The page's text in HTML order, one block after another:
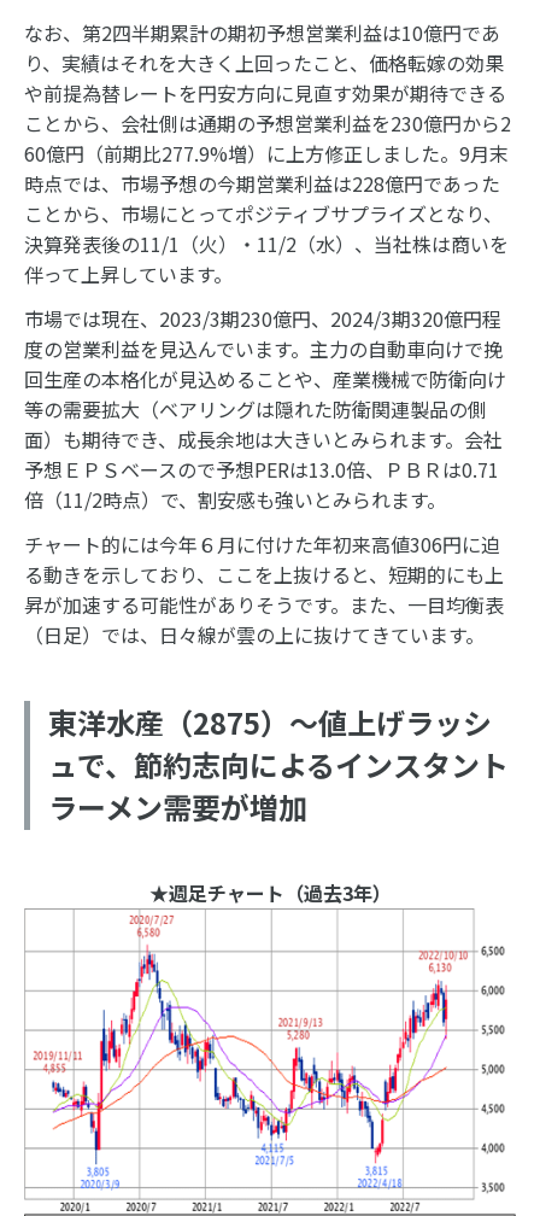
なお、第2四半期累計の期初予想営業利益は10億円であ
り、実績はそれを大きく上回ったこと、価格転嫁の効果
や前提為替レートを円安方向に見直す効果が期待できる
ことから、会社側は通期の予想営業利益を230億円から2
60億円（前期比277.9%増）に上方修正しました。9月末
時点では、市場予想の今期営業利益は228億円であった
ことから、市場にとってポジティブサプライズとなり、
決算発表後の11/1（火）・11/2（水）、当社株は商いを
伴って上昇しています。
市場では現在、2023/3期230億円、2024/3期320億円程
度の営業利益を見込んでいます。主力の自動車向けで挽
回生産の本格化が見込めることや、産業機械で防衛向け
等の需要拡大（ベアリングは隠れた防衛関連製品の側
面）も期待でき、成長余地は大きいとみられます。会社
予想ＥＰＳベースので予想PERは13.0倍、ＰＢＲは0.71
倍（11/2時点）で、割安感も強いとみられます。
チャート的には今年６月に付けた年初来高値306円に迫
る動きを示しており、ここを上抜けると、短期的にも上
昇が加速する可能性がありそうです。また、一目均衡表
（日足）では、日々線が雲の上に抜けてきています。
東洋水産（2875）～値上げラッシ
ュで、節約志向によるインスタント
ラーメン需要が増加
★週足チャート（過去3年）